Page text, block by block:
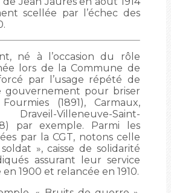
scellée par l’échec des
né à l’occasion du rôle
lors de la Commune de
par l’usage répété de
gouvernement pour briser
(1891), Carmaux,
Villeneuve-Saint-
par exemple. Parmi les
par la CGT, notons celle
», caisse de solidarité
assurant leur service
1900 et relancée en 1910.